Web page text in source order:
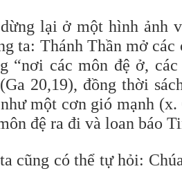
lại ở một hình ảnh
ta: Thánh Thần mở
“nơi các môn đệ ở,
20,19), đồng thời
một cơn gió mạnh
đệ ra đi và loan báo
cũng có thể tự hỏi: